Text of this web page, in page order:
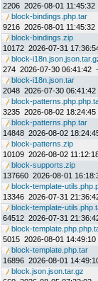
2206 2026-08-01 11:45:32
block-bindings.php.tar
9216 2026-08-01 11:45:32
block-bindings.zip
10172 2026-07-31
block-
274 2026-07-30 06:41:42
block-i18n.json.tar
2048 2026-07-30 06:41:42
block-
3235 2026-08-02 18:24:45
block-patterns.php.tar
14848 2026-08-02
block-patterns.zip
10109 2026-08-02
block-supports.zip
137660 2026-08-01
block-template-
13346 2026-07-31
block-template-
64512 2026-07-31
block-
5015 2026-08-01 14:49:10
block-template.php.tar
16896 2026-08-01
block.json.json.tar.gz